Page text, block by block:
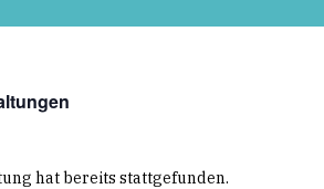
hat bereits stattgefunden.